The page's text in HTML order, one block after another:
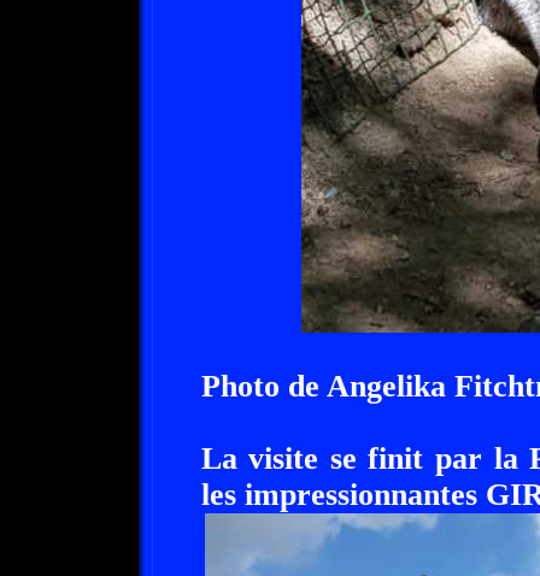
Photo de Angelika
La visite se finit par la
les impressionnantes